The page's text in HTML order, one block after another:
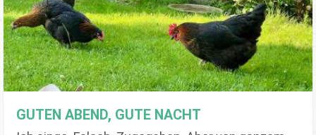
GUTEN ABEND, GUTE NACHT